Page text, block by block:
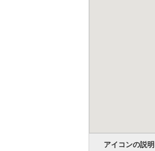
アイコンの説明